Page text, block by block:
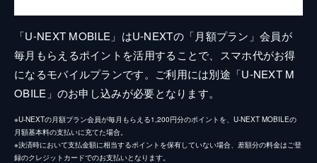
「U-NEXT MOBILE」はU-NEXTの「月額プラン」会員が
毎月もらえるポイントを活用することで、スマホ代がお得
になるモバイルプランです。ご利用には別途「U-NEXT M
OBILE」のお申し込みが必要となります。
※U-NEXTの月額プラン会員が毎月もらえる1,200円分のポイントを、U-NEXT MOBILEの
月額基本料の支払いに充てた場合。
※決済時において支払金額に相当するポイントを保有していない場合、差額分の料金はご登
録のクレジットカードでのお支払いとなります。